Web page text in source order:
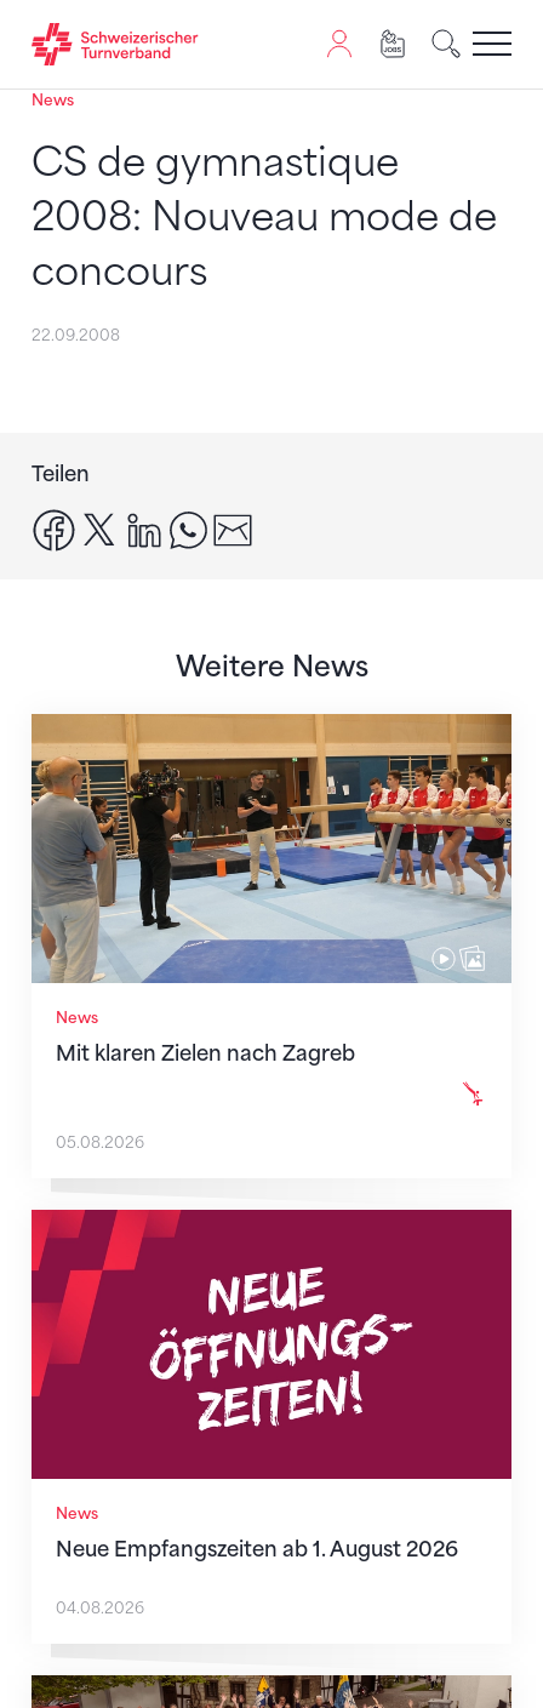
Zum Inhalt springen
Zur Sitemap navigieren
Zum Navigieren dieser Seite wird JavaScript benötigt.
News
CS de gymnastique
2008: Nouveau mode de
concours
22.09.2008
Teilen
facebook
x linkedinwhatsapp
Weitere News
News
Mit klaren Zielen nach Zagreb
Mit klaren Zielen nach Zagreb
05.08.2026
News
Neue Empfangszeiten ab 1. August 2026
Neue Empfangszeiten ab 1. August 2026
04.08.2026
Mitmachen ist selbstverständlich